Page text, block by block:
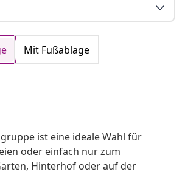
Mit Fußablage
ist eine ideale Wahl für
oder einfach nur zum
Hinterhof oder auf der